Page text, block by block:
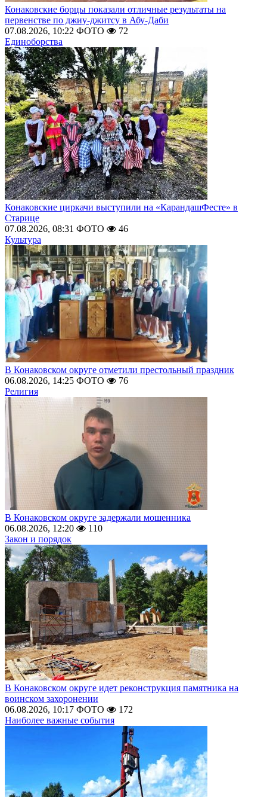
Конаковские борцы показали отличные результаты на
первенстве по джиу-джитсу в Абу-Даби
07.08.2026, 10:22 ФОТО
72
Единоборства
Конаковские циркачи выступили на «КарандашФесте» в
Старице
07.08.2026, 08:31 ФОТО
46
Культура
В Конаковском округе отметили престольный праздник
06.08.2026, 14:25 ФОТО
76
Религия
В Конаковском округе задержали мошенника
06.08.2026, 12:20
110
Закон и порядок
В Конаковском округе идет реконструкция памятника на
воинском захоронении
06.08.2026, 10:17 ФОТО
172
Наиболее важные события